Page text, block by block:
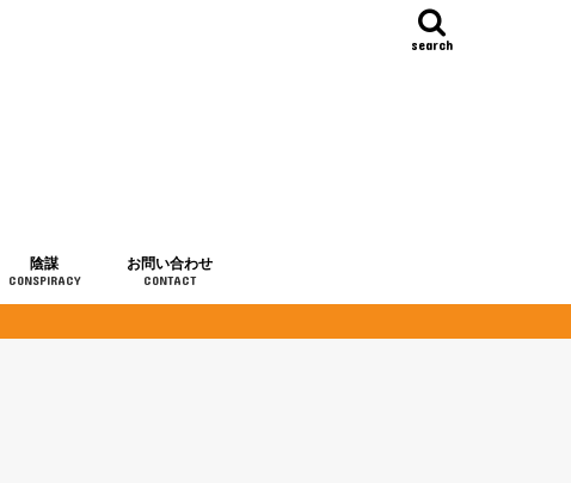
search
陰謀
CONSPIRACY
お問い合わせ
CONTACT